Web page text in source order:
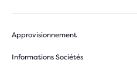
Approvisionnement
Informations Sociétés